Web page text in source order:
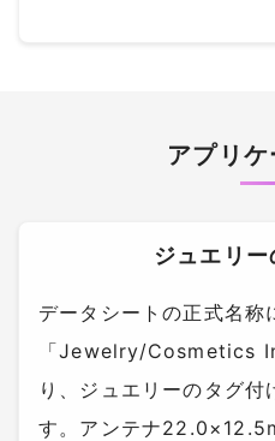
アプリ
ジュエリ
データシートの正式名称
「Jewelry/Cosmetics
り、ジュエリーのタグ
す。アンテナ